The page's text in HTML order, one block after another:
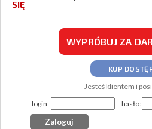
SIĘ
WYPRÓBUJ ZA
KUP
Jesteś klientem i
login:
hasło: